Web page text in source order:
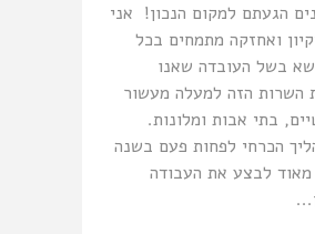
הגעתם למקום הנכון! אני
ואחזקה מתמחים בכל
בשל העובדה שאנו
השרות הזה למעלה מעשור
בתי אבות ומלונות.
הכרחי לפחות פעם בשנה
לבצע את העבודה